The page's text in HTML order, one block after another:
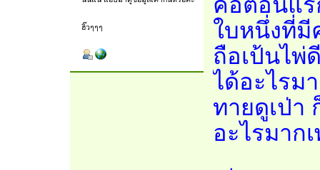
ฮิ๊วๆๆๆ
ใบหนึ่งที่มี
ถือเป้นไพ่
ได้อะไรม
ทายดูเป่า
อะไรมาก